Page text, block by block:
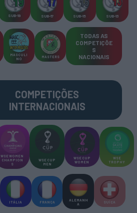
SUB-19 SUB-17 SUB-15 SUB-13
MASCULI
NO
MASTERS
TODAS AS
COMPETIÇÕE
S
NACIONAIS
COMPETIÇÕES
INTERNACIONAIS
WSE WOMEN
CHAMPION
S
WSE CUP
MEN
WSE CUP
WOMEN
WSE
TROPHY
ITÁLIA FRANÇA
ALEMANH
A
SUÍÇA